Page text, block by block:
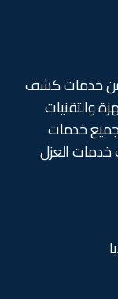
خدمات كشف
والتقنيات
جميع خدمات
خدمات العزل